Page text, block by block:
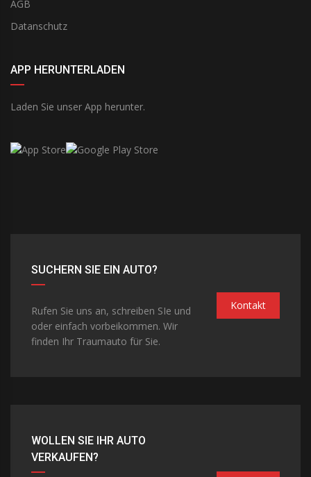
AGB
Datanschutz
APP HERUNTERLADEN
Laden Sie unser App herunter.
SUCHERN SIE EIN AUTO?
Rufen Sie uns an, schreiben SIe und
oder einfach vorbeikommen. Wir
finden Ihr Traumauto für Sie.
Kontakt
WOLLEN SIE IHR AUTO
VERKAUFEN?